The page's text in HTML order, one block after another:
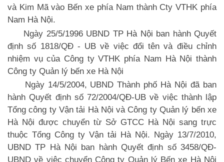
và Kim Mã vào Bến xe phía Nam thành Cty VTHK phía
Nam Hà Nội.
Ngày 25/5/1996 UBND TP Hà Nội ban hành Quyết
định số 1818/QĐ - UB về việc đổi tên và điều chỉnh
nhiệm vụ của Công ty VTHK phía Nam Hà Nội thành
Công ty Quản lý bến xe Hà Nội
Ngày 14/5/2004, UBND Thành phố Hà Nội đã ban
hành Quyết định số 72/2004/QĐ-UB về việc thành lập
Tổng công ty Vận tải Hà Nội và Công ty Quản lý bến xe
Hà Nội được chuyển từ Sở GTCC Hà Nội sang trực
thuộc Tổng Công ty Vận tải Hà Nội. Ngày 13/7/2010,
UBND TP Hà Nội ban hành Quyết định số 3458/QĐ-
UBND về việc chuyển Công ty Quản lý Bến xe Hà Nội